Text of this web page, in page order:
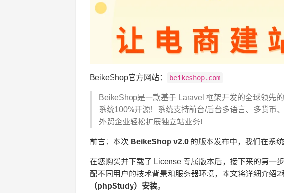
BeikeShop官方网站： beikeshop.com
BeikeShop是一款基于 Laravel 框架开发的全球领先
系统100%开源！系统支持前台/后台多语言、多货币
外贸企业轻松扩展独立站业务!
前言：本次 BeikeShop v2.0的版本发布中，我们在系
在您购买并下载了 License 专属版本后，接下来的第一
配不同用户的技术背景和服务器环境，本文将详细介绍2
（phpStudy）安装。